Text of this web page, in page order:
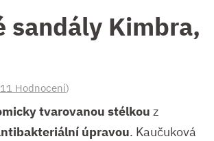
sandály Kimbra,
11 Hodnocení)
tvarovanou stélkou z
úpravou. Kaučuková